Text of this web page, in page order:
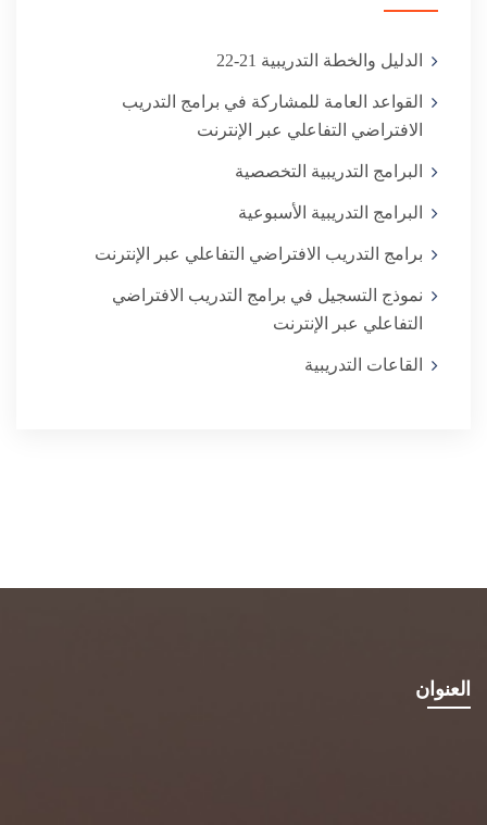
الدليل والخطة التدريبية 21-22
القواعد العامة للمشاركة في برامج التدريب
البرامج التدريبية التخصصية
البرامج التدريبية الأسبوعية
برامج التدريب الافتراضي التفاعلي عبر الإنترنت
نموذج التسجيل في برامج التدريب الافتراضي
التفاعلي عبر الإنترنت
القاعات التدريبية
العنوان